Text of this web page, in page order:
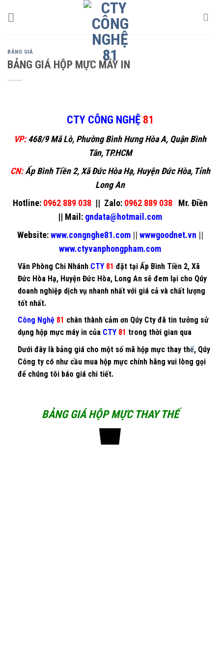
BẢNG GIÁ
BẢNG GIÁ HỘP MỰC MÁY IN
CTY CÔNG NGHỆ 81
VP: 468/9 Mã Lò, Phường Bình Hưng Hòa A, Quận Bình
Tân, TP.HCM
CN: Ấp Bình Tiền 2, Xã Đức Hòa Hạ, Huyện Đức Hòa, Tỉnh
Long An
Hotline:0962 889 038 || Zalo:0962 889 038 Mr. Điền
|| Mail: gndata@hotmail.com
Website: www.congnghe81.com|| wwwgoodnet.vn ||
www.ctyvanphongpham.com
Văn Phòng Chi Nhánh CTY 81 đặt tại Ấp Bình Tiền 2, Xã
Đức Hòa Hạ, Huyện Đức Hòa, Long An sẽ đem lại cho Qúy
doanh nghiệp dịch vụ nhanh nhất với giá cả và chất lượng
tốt nhất.
Công Nghệ 81 chân thành cảm ơn Qúy Cty đã tin tưởng sử
dụng hộp mực máy incủa CTY 81 trong thời gian qua
Dưới đây là bảng giá cho một số mã hộp mực thay thế, Qúy
Công ty có như cầu mua hộp mực chính hãng vui lòng gọi
để chúng tôi báo giá chi tiết.
BẢNG GIÁ HỘP MỰC THAY THẾ